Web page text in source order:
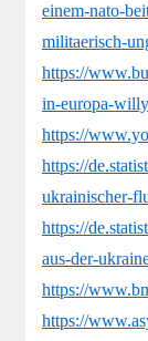
einem-nato-
militaerisch-
https://
in-europa-
https://
https://
ukrainischer-
https://
aus-der-
https://
https://